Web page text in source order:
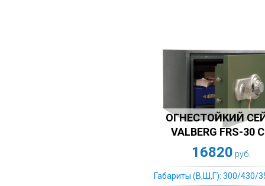
ОГНЕСТОЙКИЙ
VALBERG FRS-30
16820 руб.
Габариты (В,Ш,Г): 300/430/